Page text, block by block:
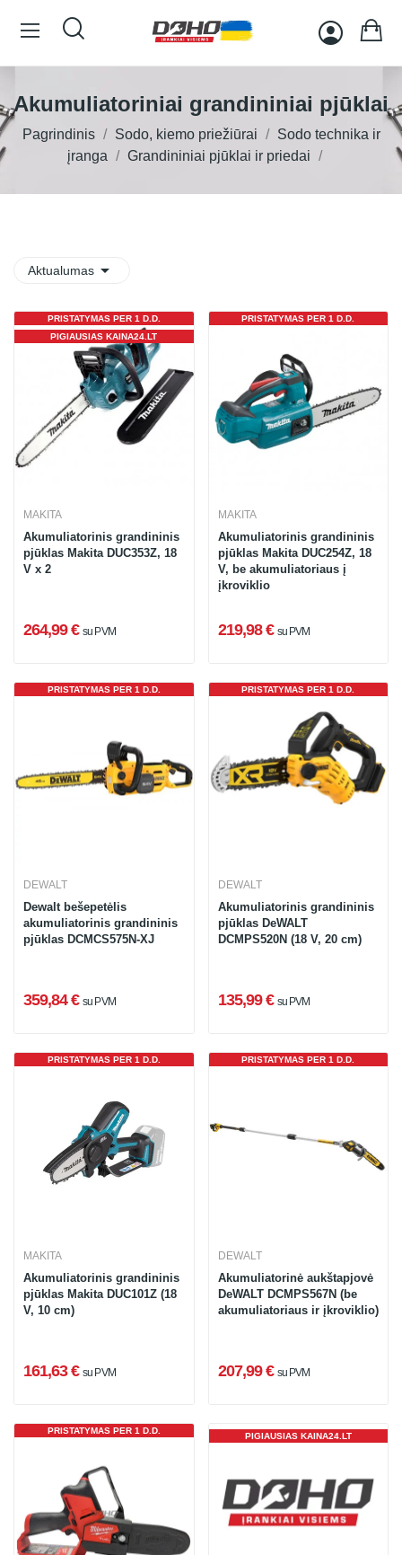
Akumuliatoriniai grandininiai pjūklai
Pagrindinis Sodo, kiemo priežiūrai
Sodo technika ir
įranga
Grandininiai pjūklai ir priedai
Aktualumas 
PIGIAUSIAS KAINA24.LT
PRISTATYMAS PER 1 D.D.
MAKITA
Akumuliatorinis grandininis
pjūklas Makita DUC353Z, 18
V x 2
264,99 € su PVM
PRISTATYMAS PER 1 D.D.
MAKITA
Akumuliatorinis grandininis
pjūklas Makita DUC254Z, 18
V, be akumuliatoriaus į
įkroviklio
219,98 € su PVM
PRISTATYMAS PER 1 D.D.
DEWALT
Dewalt bešepetėlis
akumuliatorinis grandininis
pjūklas DCMCS575N-XJ
359,84 € su PVM
PRISTATYMAS PER 1 D.D.
DEWALT
Akumuliatorinis grandininis
pjūklas DeWALT
DCMPS520N (18 V, 20 cm)
135,99 € su PVM
PRISTATYMAS PER 1 D.D.
MAKITA
Akumuliatorinis grandininis
pjūklas Makita DUC101Z (18
V, 10 cm)
161,63 € su PVM
PRISTATYMAS PER 1 D.D.
DEWALT
Akumuliatorinė aukštapjovė
DeWALT DCMPS567N (be
akumuliatoriaus ir įkroviklio)
207,99 € su PVM
PRISTATYMAS PER 1 D.D.
PIGIAUSIAS KAINA24.LT